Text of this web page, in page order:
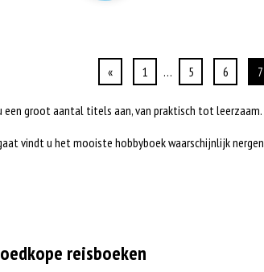
« 1 … 5 6 7
groot aantal titels aan, van praktisch tot
vindt u het mooiste hobbyboek waarschijnlijk
reisboeken